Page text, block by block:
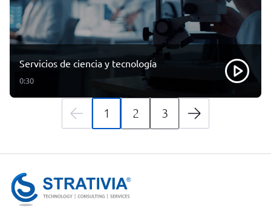
Servicios de ciencia y tecnología
0:30
1 2 3